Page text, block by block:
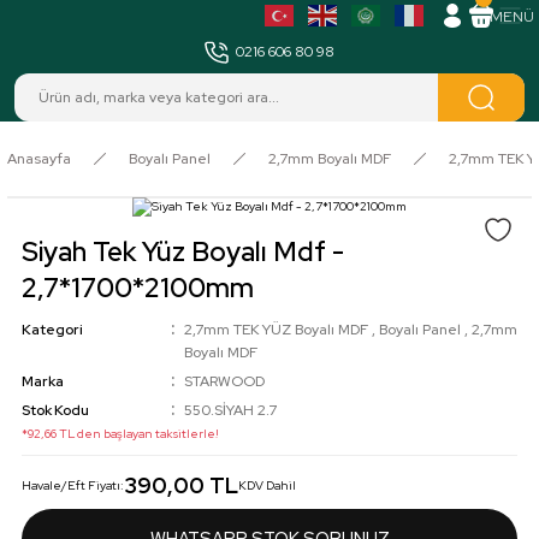
0216 606 80 98
Anasayfa Boyalı Panel 2,7mm Boyalı MDF 2,7mm TEK
Siyah Tek Yüz Boyalı Mdf -
2,7*1700*2100mm
Kategori 2,7mm TEK YÜZ Boyalı MDF , Boyalı Panel , 2,7mm
Boyalı MDF
Marka
STARWOOD
Stok Kodu
550.SİYAH 2.7
*92,66 TL den başlayan taksitlerle!
Havale/Eft Fiyatı:390,00 TLKDV Dahil